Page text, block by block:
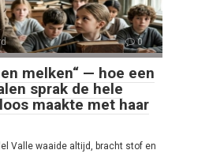
0
melken“ — hoe een
sprak de hele
maakte met haar
Valle waaide altijd, bracht stof en